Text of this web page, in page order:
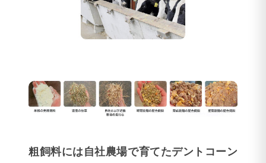
粗飼料には自社農場で育てたデントコーン